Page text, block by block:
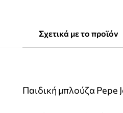
Σχετικά με το προϊόν
Παιδική μπλούζα Pepe